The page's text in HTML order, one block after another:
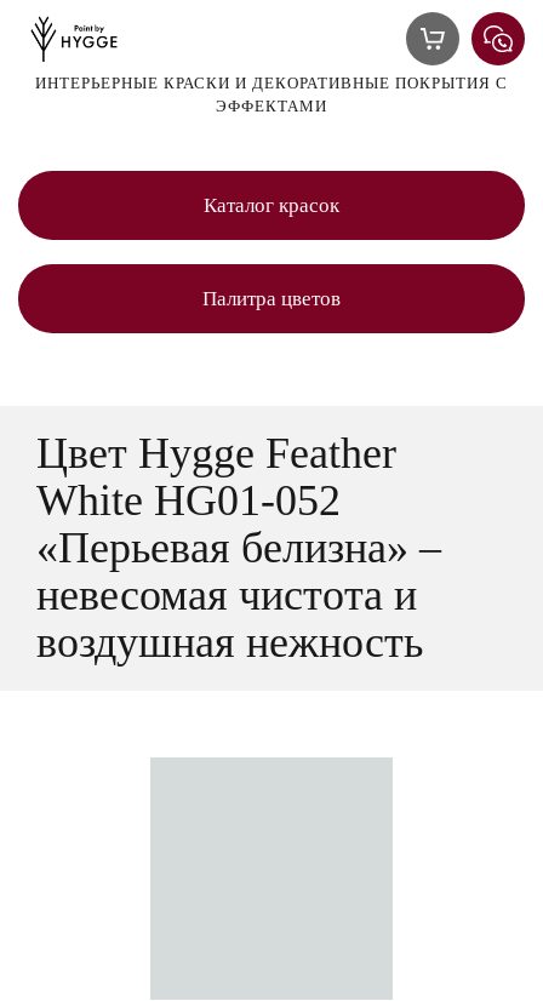
ИНТЕРЬЕРНЫЕ КРАСКИ И ДЕКОРАТИВНЫЕ ПОКРЫТИЯ С
ЭФФЕКТАМИ
Каталог красок
Палитра цветов
Цвет Hygge Feather
White HG01-052
«Перьевая белизна» –
невесомая чистота и
воздушная нежность